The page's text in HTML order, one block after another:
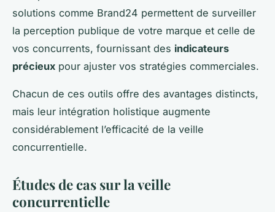
solutions comme Brand24 permettent de surveiller
la perception publique de votre marque et celle de
vos concurrents, fournissant des indicateurs
précieux pour ajuster vos stratégies commerciales.
Chacun de ces outils offre des avantages distincts,
mais leur intégration holistique augmente
considérablement l’efficacité de la veille
concurrentielle.
Études de cas sur la veille
concurrentielle